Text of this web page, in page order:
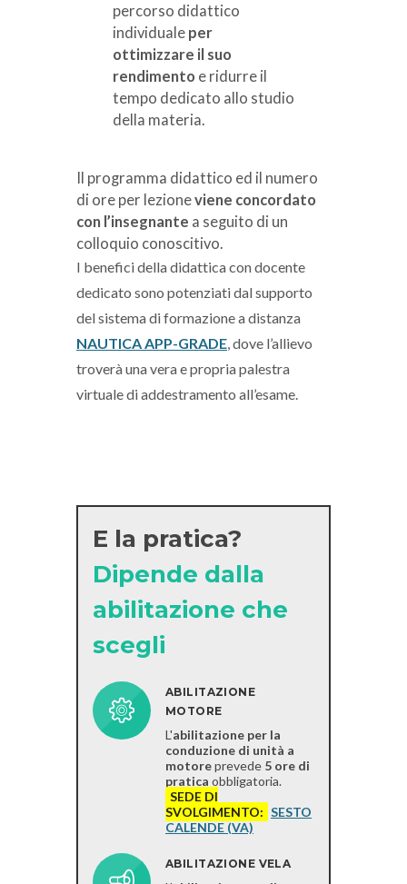
percorso didattico
individuale per
ottimizzare il suo
rendimento e ridurre il
tempo dedicato allo studio
della materia.
Il programma didattico ed il numero
di ore per lezioneviene concordato
con l’insegnante a seguito di un
colloquio conoscitivo.
I benefici della didattica con docente
dedicato sono potenziati dal supporto
delsistema di formazione a distanza
NAUTICA APP-GRADE , dove l’allievo
troverà una vera e propria palestra
virtuale di addestramento all’esame.
E la pratica?
Dipende dalla
abilitazione che
scegli
ABILITAZIONE
MOTORE
L'abilitazione per la
conduzione di unità a
motoreprevede 5 ore di
pratica obbligatoria.
SEDE DI
SVOLGIMENTO: SESTO
CALENDE (VA)
ABILITAZIONE VELA